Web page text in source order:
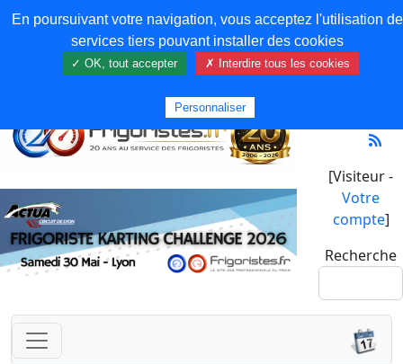
[Visiteur -
Votre
compte]
Recherche
En poursuivant votre navigation, vous acceptez l'utilisation de
services tiers pouvant installer des cookies
✓ OK, tout accepter ✗ Interdire tous les cookies
Personnaliser